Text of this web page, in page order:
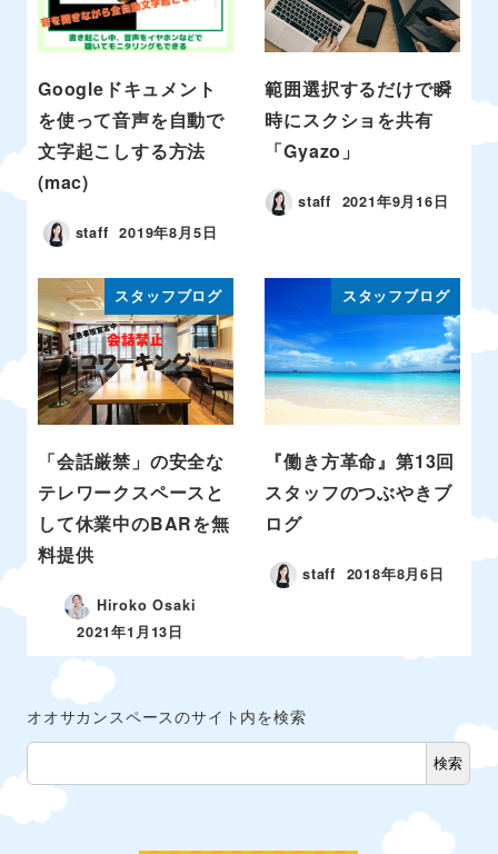
Googleドキュメント
を使って音声を自動で
文字起こしする方法
(mac)
staff 2019年8月5日
範囲選択するだけで瞬
時にスクショを共有
「Gyazo」
staff 2021年9月16日
スタッフブログ
「会話厳禁」の安全な
テレワークスペースと
して休業中のBARを無
料提供
Hiroko Osaki
2021年1月13日
スタッフブログ
『働き方革命』第13回
スタッフのつぶやきブ
ログ
staff 2018年8月6日
オオサカンスペースのサイト内を検索
検索